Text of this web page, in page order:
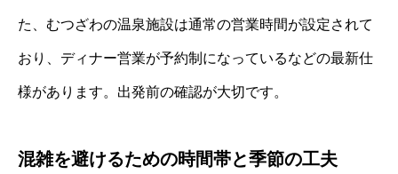
た、むつざわの温泉施設は通常の営業時間が設定されて
おり、ディナー営業が予約制になっているなどの最新仕
様があります。出発前の確認が大切です。
混雑を避けるための時間帯と季節の工夫